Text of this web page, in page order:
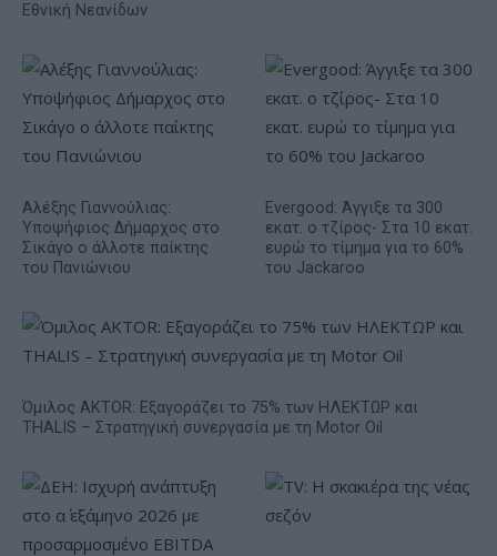
Εθνική Νεανίδων
Αλέξης Γιαννούλιας:
Υποψήφιος Δήμαρχος στο
Σικάγο ο άλλοτε παίκτης
του Πανιώνιου
Evergood: Άγγιξε τα 300
εκατ. ο τζίρος- Στα 10 εκατ.
ευρώ το τίμημα για το 60%
του Jackaroo
Όμιλος AKTOR: Εξαγοράζει το 75% των ΗΛΕΚΤΩΡ και
THALIS – Στρατηγική συνεργασία με τη Motor Oil